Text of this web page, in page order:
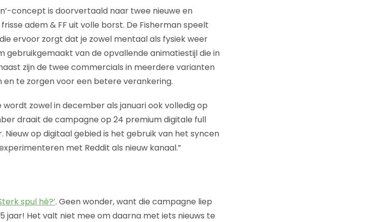
concept is doorvertaald naar twee nieuwe en
adem & FF uit volle borst. De Fisherman speelt
ervoor zorgt dat je zowel mentaal als fysiek weer
gebruikgemaakt van de opvallende animatiestijl die in
zijn de twee commercials in meerdere varianten
te zorgen voor een betere verankering.
zowel in december als januari ook volledig op
draait de campagne op 24 premium digitale full
op digitaal gebied is het gebruik van het syncen
met Reddit als nieuw kanaal.”
spul hè?’. Geen wonder, want die campagne liep
jaar! Het valt niet mee om daarna met iets nieuws te